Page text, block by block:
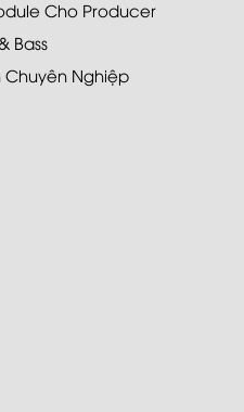
Cho Producer
Bass
Chuyên Nghiệp